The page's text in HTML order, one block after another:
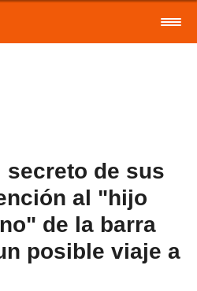
secreto de sus
al "hijo
de la barra
posible viaje a